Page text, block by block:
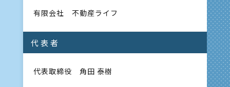
有限会社 不動産ライフ
代表者
代表取締役 角田 泰樹